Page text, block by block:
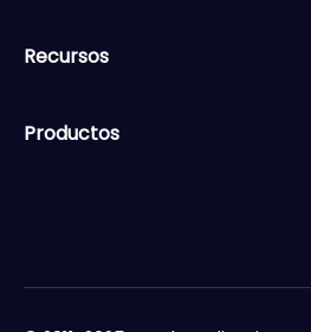
Recursos
Productos